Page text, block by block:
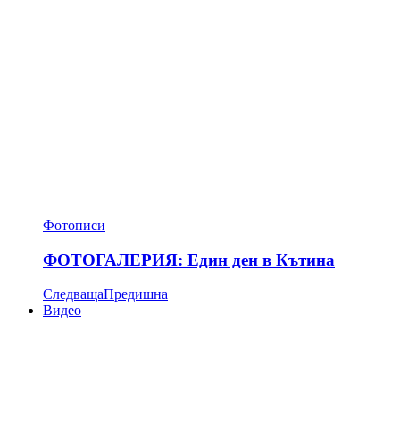
Фотописи
ФОТОГАЛЕРИЯ: Един ден в Кътина
СледващаПредишна
Видео